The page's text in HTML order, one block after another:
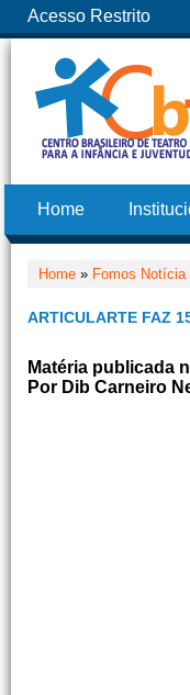
Acesso Restrito
Home
Home » Fomos Notícia
ARTICULARTE FAZ
Matéria publicada
Por Dib Carneiro